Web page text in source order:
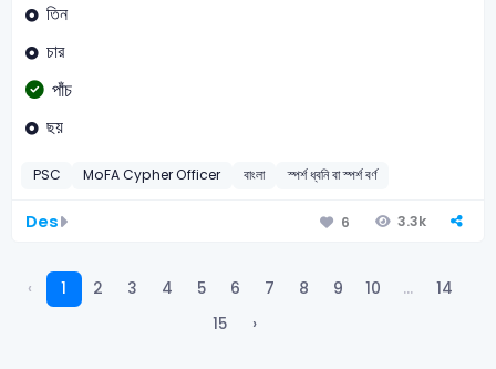
তিন
চার
পাঁচ
ছয়
PSC MoFA Cypher Officer বাংলা স্পর্শ ধ্বনি বা স্পর্শ বর্ণ
Des 6 3.3k
‹ 1 2 3 4 5 6 7 8 9 10 ...
14
15
›